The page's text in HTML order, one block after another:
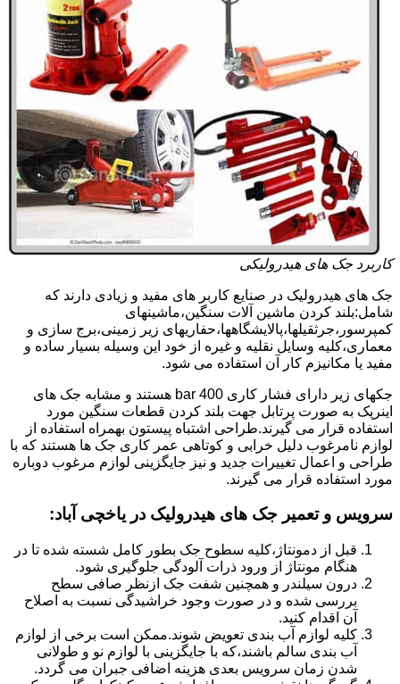
کاربرد جک های هیدرولیکی
جک های هیدرولیک در صنایع کاربر های مفید و زیادی دارند که
شامل:بلند کردن ماشین آلات سنگین،ماشینهای
کمپرسور،جرثقیلها،پالایشگاهها،حفاریهای زیر زمینی،برج سازی و
معماری،کلیه وسایل نقلیه و غیره از خود این وسیله بسیار ساده و
مفید یا مکانیزم کار آن استفاده می شود.
جکهای زیر دارای فشار کاری 400 bar هستند و مشابه جک های
اینرپک به صورت پرتابل جهت بلند کردن قطعات سنگین مورد
استفاده قرار می گیرند.طراحی اشتباه پیستون بهمراه استفاده از
لوازم نامرغوب دلیل خرابی و کوتاهی عمر کاری جک ها هستند که با
طراحی و اعمال تغییرات جدید و نیز جایگزینی لوازم مرغوب دوباره
مورد استفاده قرار می گیرند.
سرویس و تعمیر جک های هیدرولیک در یاخچی آباد:
قبل از دمونتاژ،کلیه سطوح جک بطور کامل شسته شده تا در
هنگام مونتاژ از ورود ذرات آلودگی جلوگیری شود.
درون سیلندر و همچنین شفت جک ازنظر صافی سطح
بررسی شده و در صورت وجود خراشیدگی نسبت به اصلاح
آن اقدام کنید.
کلیه لوازم آب بندی تعویض شوند.ممکن است برخی از لوازم
آب بندی سالم باشند،که با جایگزینی با لوازم نو و طولانی
شدن زمان سرویس بعدی هزینه اضافی جبران می گردد.